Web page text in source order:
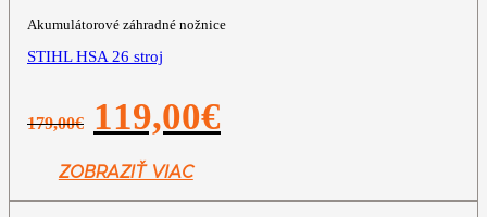
Akumulátorové záhradné nožnice
STIHL HSA 26 stroj
179,00€
Pôvodná
cena
179,00€.
119,00€
ZOBRAZIŤ VIAC